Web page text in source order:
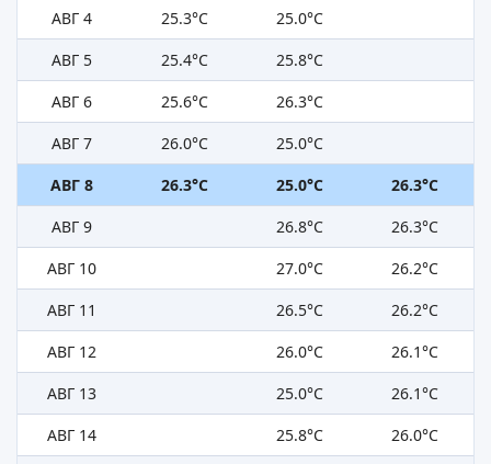
АВГ 4 25.3°C
25.0°C
АВГ 5
25.4°C
25.8°C
АВГ 6
25.6°C
26.3°C
АВГ 7
26.0°C
25.0°C
АВГ 8
26.3°C 25.0°C
26.3°C
АВГ 9
26.8°C
26.3°C
АВГ 10
27.0°C
26.2°C
АВГ 11
26.5°C
26.2°C
АВГ 12
26.0°C
26.1°C
АВГ 13
25.0°C
26.1°C
АВГ 14
25.8°C
26.0°C